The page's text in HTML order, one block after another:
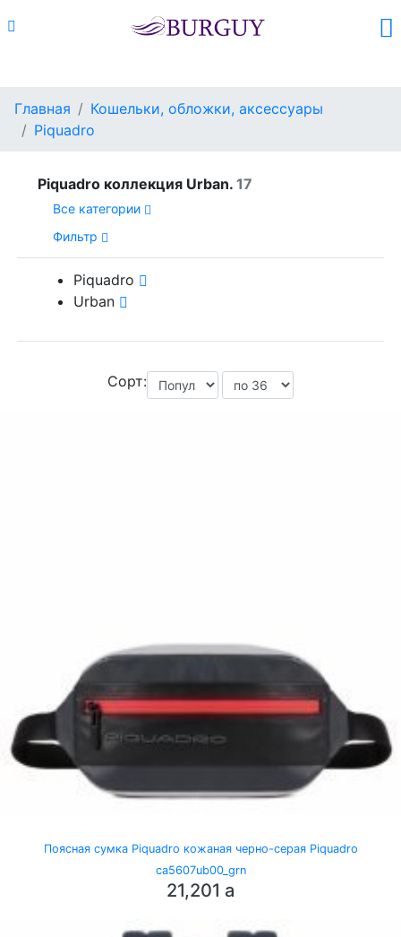
Главная
Кошельки, обложки, аксессуары
Piquadro
Piquadro коллекция Urban. 17
Все категории
Фильтр
Piquadro
Urban
Сорт:
Поясная сумка Piquadro кожаная черно-серая Piquadro
ca5607ub00_grn
21,201 a